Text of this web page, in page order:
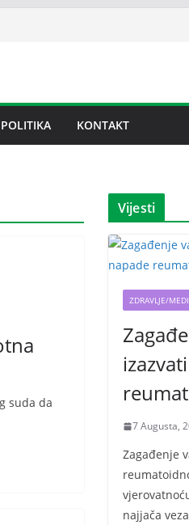
POLITIKA KONTAKT
suda da
Vijesti
ZDRAVLJE/
7 Augusta,
Zagađenje
najjača